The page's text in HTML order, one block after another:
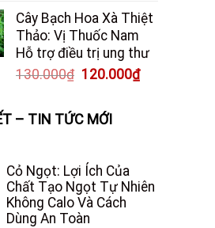
là:
130.000₫.
tại
120.000₫.
Cây Bạch Hoa Xà Thiệt
Thảo: Vị Thuốc Nam
Hỗ trợ điều trị ung thư
130.000₫ Giá
là:
130.000₫.
120.000₫Giá
– TIN TỨC MỚI
Cỏ Ngọt: Lợi Ích Của
Chất Tạo Ngọt Tự Nhiên
Không Calo Và Cách
Dùng An Toàn